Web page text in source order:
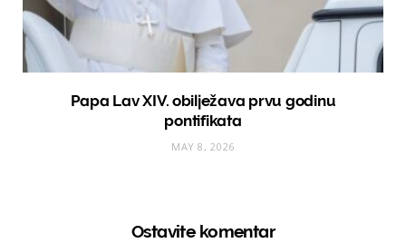
Papa Lav XIV. obilježava prvu godinu
pontifikata
MAY 8, 2026
Ostavite komentar